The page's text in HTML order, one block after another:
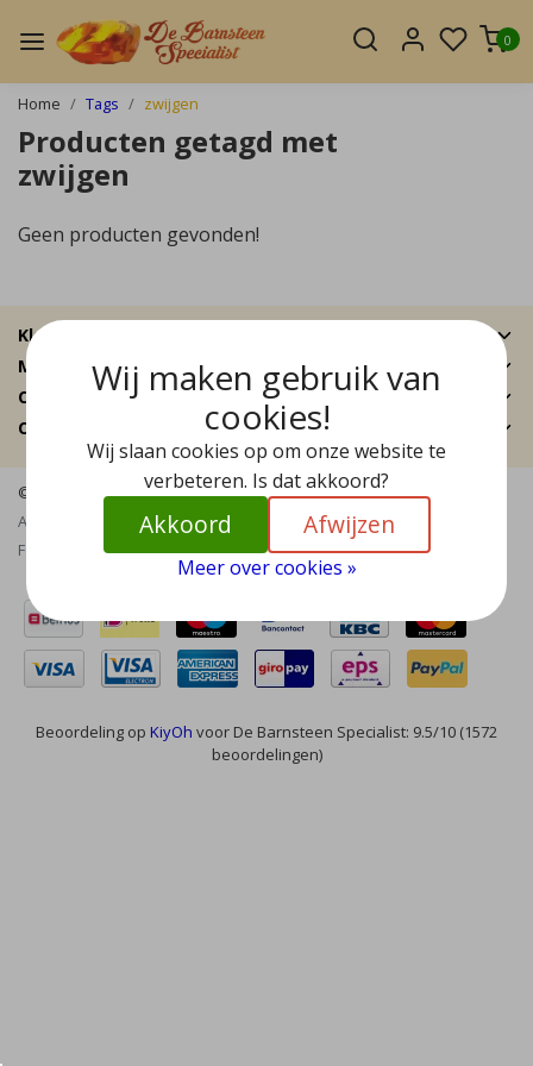
0
Home Tags zwijgen
Producten getagd met
zwijgen
Geen producten gevonden!
Klantenservice
Mijn account
Categorieën
Contactgegevens
© Copyright 2026 - De Barnsteen Specialist | RealisatieInStijl Media
Algemene voorwaarden|Disclaimer Privacy Policy|
Feed
Beoordeling op KiyOh voor De Barnsteen Specialist: 9.5/10 (1572
beoordelingen)
Wij maken gebruik van
cookies!
Wij slaan cookies op om onze website te
verbeteren. Is dat akkoord?
Akkoord Afwijzen
Meer over cookies »